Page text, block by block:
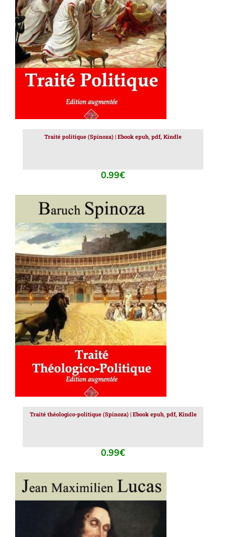
AJOUTER AU PANIER / DÉTAILS
Traité politique (Spinoza) | Ebook epub, pdf, Kindle
0.99€
AJOUTER AU PANIER / DÉTAILS
Traité théologico-politique (Spinoza) | Ebook epub, pdf, Kindle
0.99€